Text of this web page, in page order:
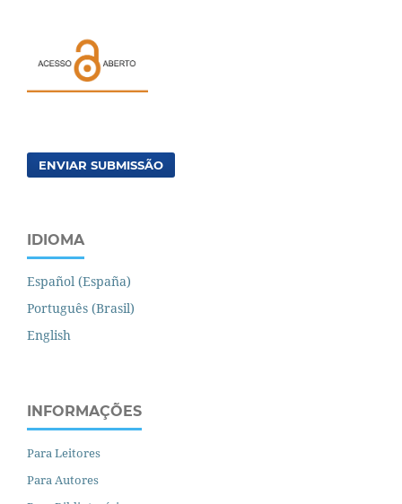
ENVIAR SUBMISSÃO
IDIOMA
Español (España)
Português (Brasil)
English
INFORMAÇÕES
Para Leitores
Para Autores